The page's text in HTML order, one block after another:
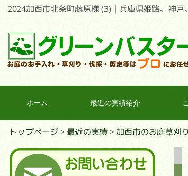
2024加西市北条町藤原様 (3)｜兵庫県姫路、神
ホーム 最近の実績紹介
トップページ> 最近の実績> 加西市のお庭草刈